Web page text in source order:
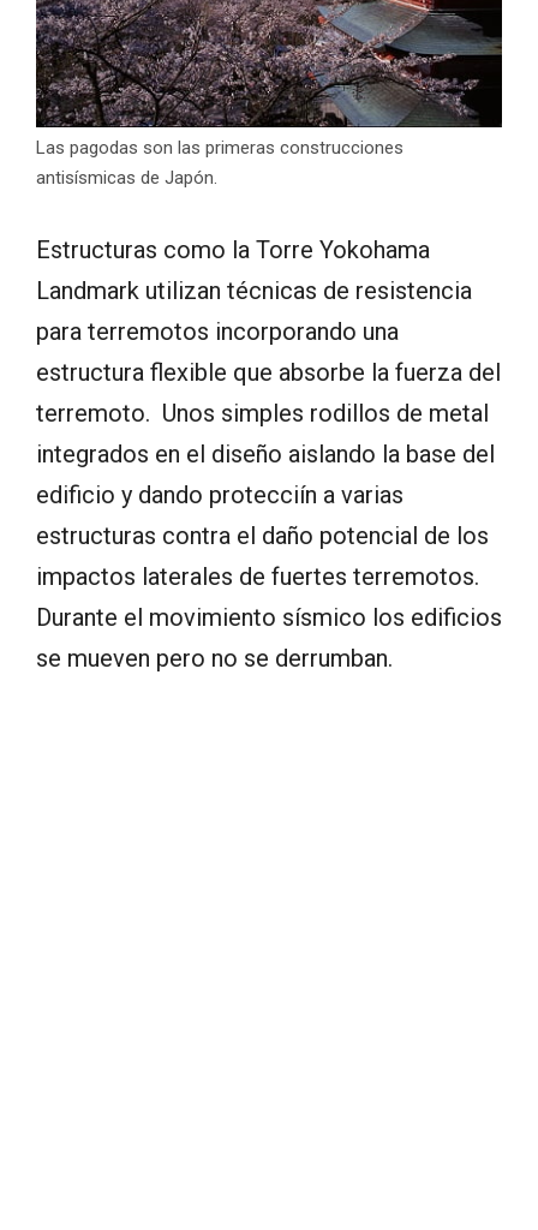
Las pagodas son las primeras construcciones
antisísmicas de Japón.
Estructuras como la Torre Yokohama
Landmark utilizan técnicas de resistencia
para terremotos incorporando una
estructura flexible que absorbe la fuerza del
terremoto. Unos simples rodillos de metal
integrados en el diseño aislando la base del
edificio y dando protecciín a varias
estructuras contra el daño potencial de los
impactos laterales de fuertes terremotos.
Durante el movimiento sísmico los edificios
se mueven pero no se derrumban.